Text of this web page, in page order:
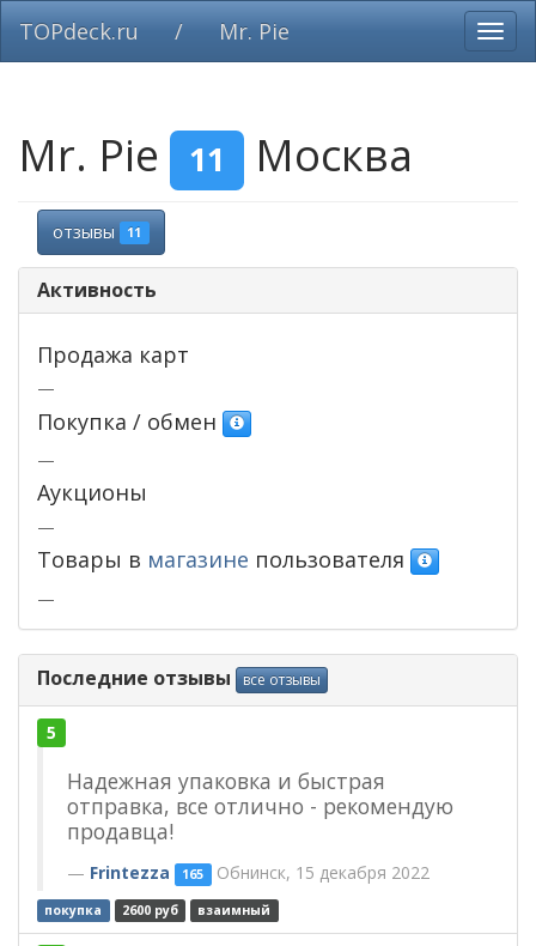
TOPdeck.ru / Mr. Pie
Mr. Pie 11 Москва
отзывы 11
Активность
Продажа карт
—
Покупка / обмен
—
Аукционы
—
Товары в магазине пользователя
—
Последние отзывы все отзывы
5
Надежная упаковка и быстрая
отправка, все отлично - рекомендую
продавца!
Frintezza 165 Обнинск, 15 декабря 2022
покупка 2600 руб взаимный